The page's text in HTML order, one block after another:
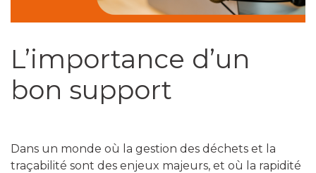
L’importance d’un
bon support
Dans un monde où la gestion des déchets et la
traçabilité sont des enjeux majeurs, et où la rapidité